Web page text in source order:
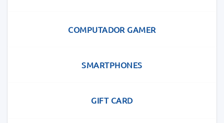
COMPUTADOR GAMER
SMARTPHONES
GIFT CARD